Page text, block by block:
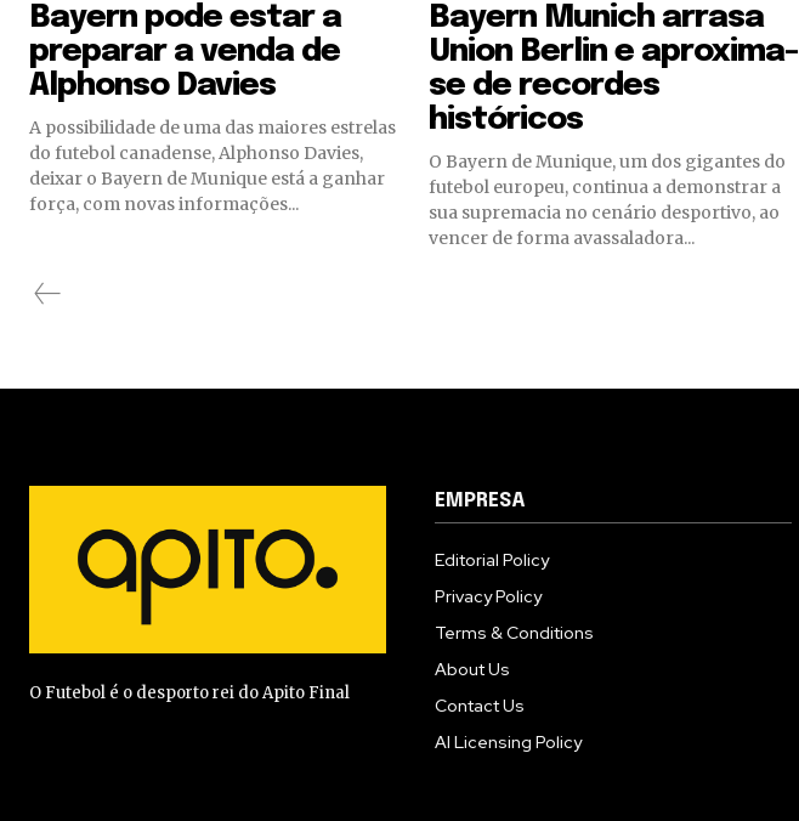
Bayern pode estar a
preparar a venda de
Alphonso Davies
A possibilidade de uma das maiores estrelas
do futebol canadense, Alphonso Davies,
deixar o Bayern de Munique está a ganhar
força, com novas informações...
Bayern Munich arrasa
Union Berlin e aproxima-
se de recordes
históricos
O Bayern de Munique, um dos gigantes do
futebol europeu, continua a demonstrar a
sua supremacia no cenário desportivo, ao
vencer de forma avassaladora...
O Futebol é o desporto rei do Apito Final
EMPRESA
Editorial Policy
Privacy Policy
Terms & Conditions
About Us
Contact Us
AI Licensing Policy